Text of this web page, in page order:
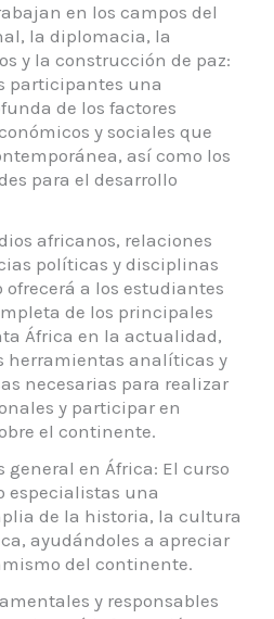
en los campos del
la diplomacia, la
y la construcción de paz:
participantes una
de los factores
y sociales que
así como los
para el desarrollo
africanos, relaciones
políticas y disciplinas
ofrecerá a los estudiantes
de los principales
África en la actualidad,
herramientas analíticas y
necesarias para realizar
y participar en
el continente.
general en África: El curso
especialistas una
de la historia, la cultura
ayudándoles a apreciar
del continente.
y responsables